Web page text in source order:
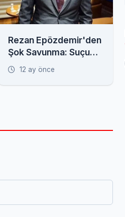
Rezan Epözdemir'den
Şok Savunma: Suçu
Seçil Erzan'a Attı!
12 ay önce